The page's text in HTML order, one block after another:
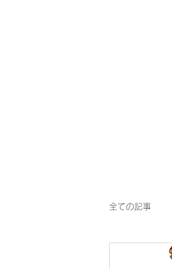
全ての記事